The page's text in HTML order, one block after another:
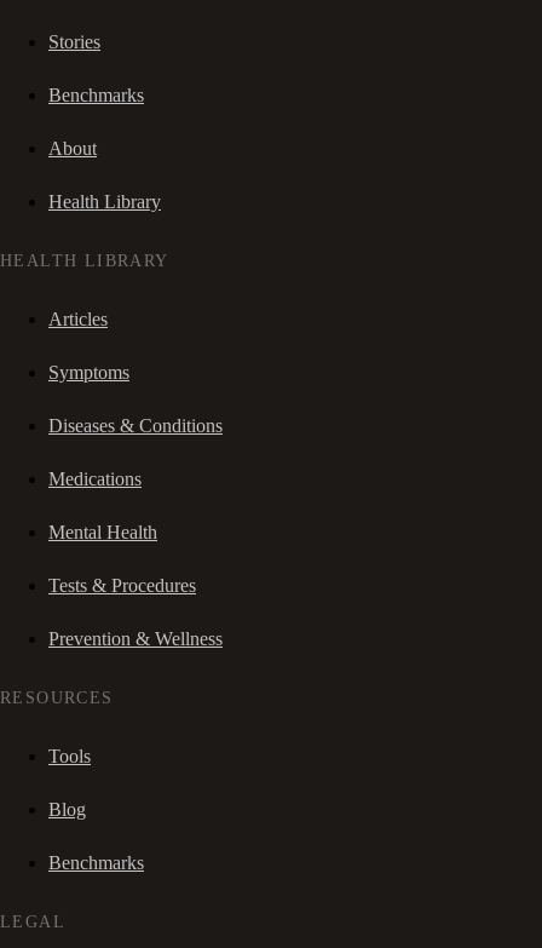
Stories
Benchmarks
About
Health Library
HEALTH LIBRARY
Articles
Symptoms
Diseases & Conditions
Medications
Mental Health
Tests & Procedures
Prevention & Wellness
RESOURCES
Tools
Blog
Benchmarks
LEGAL